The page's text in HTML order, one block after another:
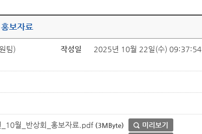
보자료
팀) 작성일
2025년 10월 22일(수) 09:37:54
월_반상회_홍보자료.pdf (3MByte) 미리보기